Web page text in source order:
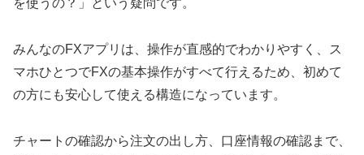
を使うの？」という疑問です。
みんなのFXアプリは、操作が直感的でわかりやすく、ス
マホひとつでFXの基本操作がすべて行えるため、初めて
の方にも安心して使える構造になっています。
チャートの確認から注文の出し方、口座情報の確認まで、